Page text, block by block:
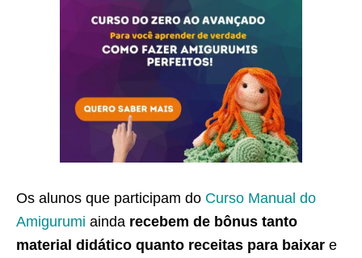
Os alunos que participam do Curso Manual do
Amigurumi ainda recebem de bônus tanto
material didático quanto receitas para baixar e